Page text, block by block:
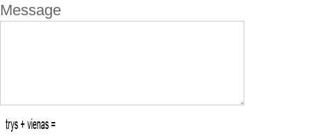
Message